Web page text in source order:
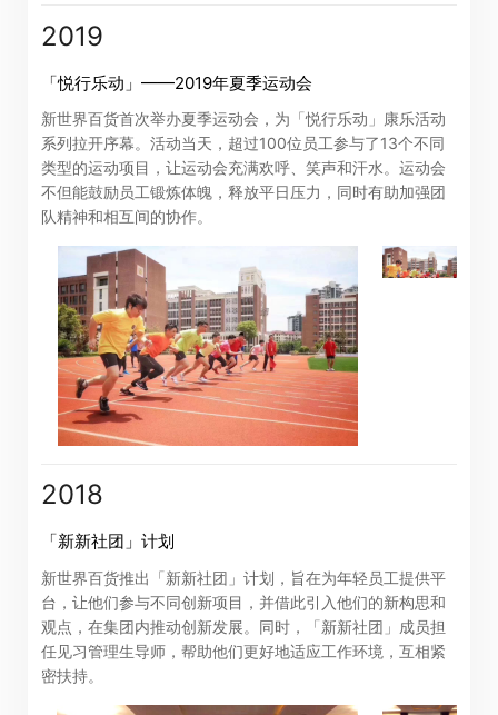
2019
「悦行乐动」——2019年夏季运动会
新世界百货首次举办夏季运动会，为「悦行乐动」康乐活动
系列拉开序幕。活动当天，超过100位员工参与了13个不同
类型的运动项目，让运动会充满欢呼、笑声和汗水。运动会
不但能鼓励员工锻炼体魄，释放平日压力，同时有助加强团
队精神和相互间的协作。
2018
「新新社团」计划
新世界百货推出「新新社团」计划，旨在为年轻员工提供平
台，让他们参与不同创新项目，并借此引入他们的新构思和
观点，在集团内推动创新发展。同时，「新新社团」成员担
任见习管理生导师，帮助他们更好地适应工作环境，互相紧
密扶持。
国有限公司(「本公司」)的相关资讯。本公司概不负责及不
确性或及时性。
阁下按「进入」按钮，即同意及明白本公司概不对以下网
站所提供的全部或任何部份资料或服务而产生或因倚赖该
等内容而可能引致的任何损失或损害负责。
「卓佳」的提述包括卓佳专业商务有限公司及其联属公司
进入 取消